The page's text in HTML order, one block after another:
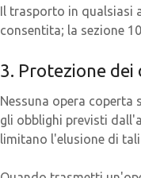
Il trasporto in qualsiasi
consentita; la sezione
3. Protezione
Nessuna opera coperta
gli obblighi previsti
limitano l'elusione di tali